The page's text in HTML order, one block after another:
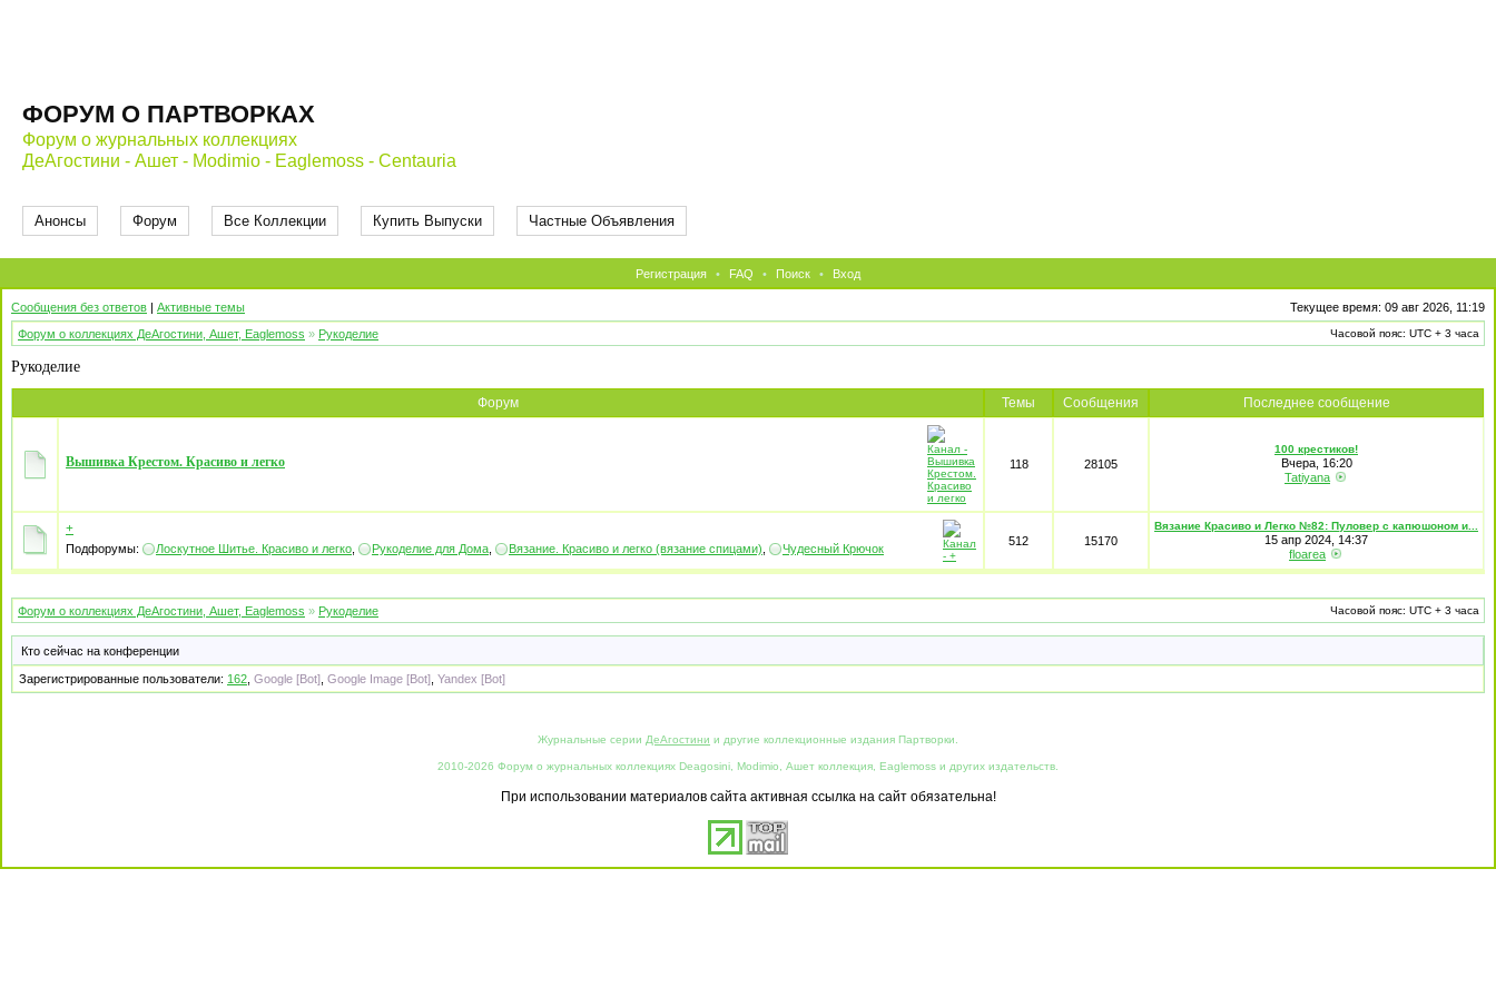
ФОРУМ О ПАРТВОРКАХ
Форум о журнальных коллекциях
ДеАгостини - Ашет - Modimio - Eaglemoss - Centauria
Анонсы Форум Все Коллекции Купить Выпуски Частные Объявления
Регистрация • FAQ • Поиск • Вход
Сообщения без ответов | Активные темы
Текущее время: 09 авг 2026, 11:19
Форум о коллекциях ДеАгостини, Ашет, Eaglemoss » Рукоделие Часовой пояс: UTC + 3 часа
Рукоделие
Форум Темы Сообщения Последнее сообщение
Вышивка Крестом. Красиво и легко 118 28105
100 крестиков!
Вчера, 16:20
Tatiyana
+
Подфорумы: Лоскутное Шитье. Красиво и легко Рукоделие для Дома Вязание. Красиво и легко (вязание спицами) Чудесный Крючок
512 15170
Вязание Красиво и Легко №82: Пуловер с капюшоном и...
15 апр 2024, 14:37
floarea
Форум о коллекциях ДеАгостини, Ашет, Eaglemoss » Рукоделие Часовой пояс: UTC + 3 часа
Кто сейчас на конференции
Зарегистрированные пользователи: 162 Google [Bot] Google Image [Bot] Yandex [Bot]
Журнальные серии ДеАгостини и другие коллекционные издания Партворки.
2010-2026 Форум о журнальных коллекциях Deagosini, Modimio, Ашет коллекция, Eaglemoss и других издательств.
При использовании материалов сайта активная ссылка на сайт обязательна!